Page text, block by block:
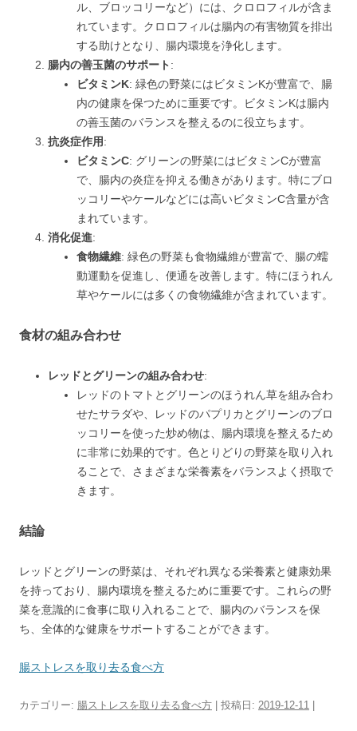
ル、ブロッコリーなど）には、クロロフィルが含ま
れています。クロロフィルは腸内の有害物質を排出
する助けとなり、腸内環境を浄化します。
腸内の善玉菌のサポート :
ビタミンK: 緑色の野菜にはビタミンKが豊富で、腸
内の健康を保つために重要です。ビタミンKは腸内
の善玉菌のバランスを整えるのに役立ちます。
抗炎症作用:
ビタミンC: グリーンの野菜にはビタミンCが豊富
で、腸内の炎症を抑える働きがあります。特にブロ
ッコリーやケールなどには高いビタミンC含量が含
まれています。
消化促進:
食物繊維: 緑色の野菜も食物繊維が豊富で、腸の蠕
動運動を促進し、便通を改善します。特にほうれん
草やケールには多くの食物繊維が含まれています。
食材の組み合わせ
レッドとグリーンの組み合わせ:
レッドのトマトとグリーンのほうれん草を組み合わ
せたサラダや、レッドのパプリカとグリーンのブロ
ッコリーを使った炒め物は、腸内環境を整えるため
に非常に効果的です。色とりどりの野菜を取り入れ
ることで、さまざまな栄養素をバランスよく摂取で
きます。
結論
レッドとグリーンの野菜は、それぞれ異なる栄養素と健康効果
を持っており、腸内環境を整えるために重要です。これらの野
菜を意識的に食事に取り入れることで、腸内のバランスを保
ち、全体的な健康をサポートすることができます。
腸ストレスを取り去る食べ方
カテゴリー: 腸ストレスを取り去る食べ方 | 投稿日: 2019-12-11